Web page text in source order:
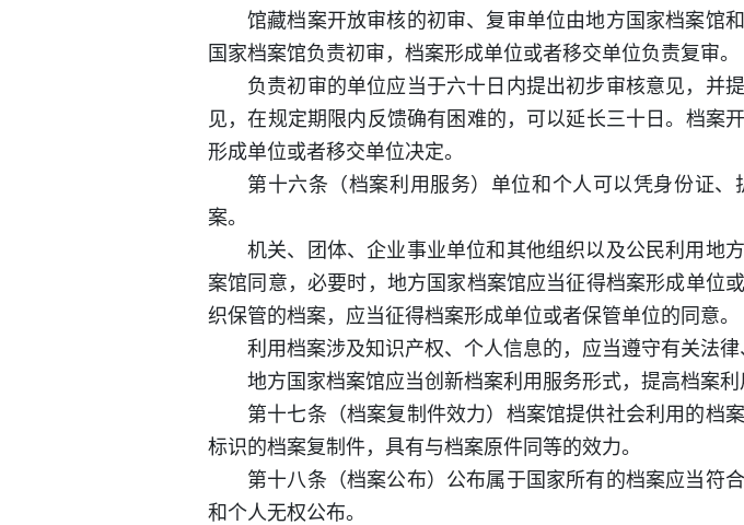
馆藏档案开放审核的初审、复审单位由地方国家档案馆
国家档案馆负责初审，档案形成单位或者移交单位负责复审。
负责初审的单位应当于六十日内提出初步审核意见，并
见，在规定期限内反馈确有困难的，可以延长三十日。档案
形成单位或者移交单位决定。
第十六条（档案利用服务）单位和个人可以凭身份证
案。
机关、团体、企业事业单位和其他组织以及公民利用地
案馆同意，必要时，地方国家档案馆应当征得档案形成单位
织保管的档案，应当征得档案形成单位或者保管单位的同意。
利用档案涉及知识产权、个人信息的，应当遵守有关法律
地方国家档案馆应当创新档案利用服务形式，提高档案
第十七条（档案复制件效力）档案馆提供社会利用的档
标识的档案复制件，具有与档案原件同等的效力。
第十八条（档案公布）公布属于国家所有的档案应当符
和个人无权公布。